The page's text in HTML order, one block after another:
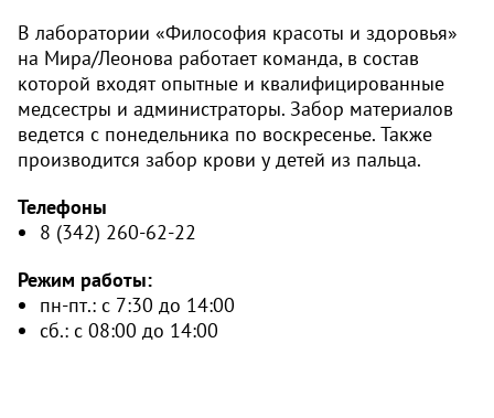
В лаборатории «Философия красоты и здоровья»
на Мира/Леонова работает команда, в состав
которой входят опытные и квалифицированные
медсестры и администраторы. Забор материалов
ведется с понедельника по воскресенье. Также
производится забор крови у детей из пальца.
Телефоны
8 (342) 260-62-22
Режим работы:
пн-пт.: с 7:30 до 14:00
сб.: с 08:00 до 14:00